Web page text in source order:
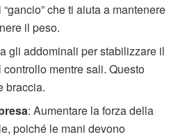
che ti aiuta a mantenere
il peso.
gli addominali per stabilizzare il
mentre sali. Questo
braccia.
: Aumentare la forza della
poiché le mani devono